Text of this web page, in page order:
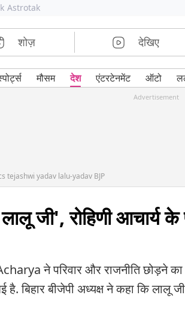
Astrotak
शोज़ देखिए
मौसम देश एंटरटेनमेंट ऑटो
Advertisement
tejashwi yadav lalu-yadav BJP
जी', रोहिणी आचार्य के
ने परिवार और राजनीति छोड़ने
बिहार बीजेपी अध्यक्ष ने कहा कि लालू